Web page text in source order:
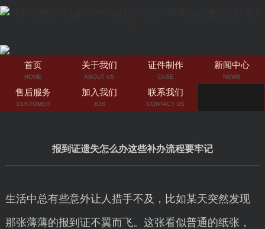
首页
HOME
关于我们
ABOUT US
证件制作
CASE
新闻中心
NEWS
售后服务
CUSTOMER
加入我们
JOB
联系我们
CONTACT US
报到证遗失怎么办这些补办流程要牢记
生活中总有些意外让人措手不及，比如某天突然发现
那张薄薄的报到证不翼而飞。这张看似普通的纸张，